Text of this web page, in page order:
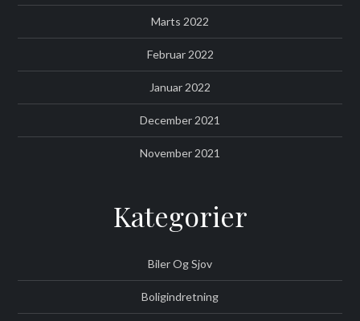
Marts 2022
Februar 2022
Januar 2022
December 2021
November 2021
Kategorier
Biler Og Sjov
Boligindretning